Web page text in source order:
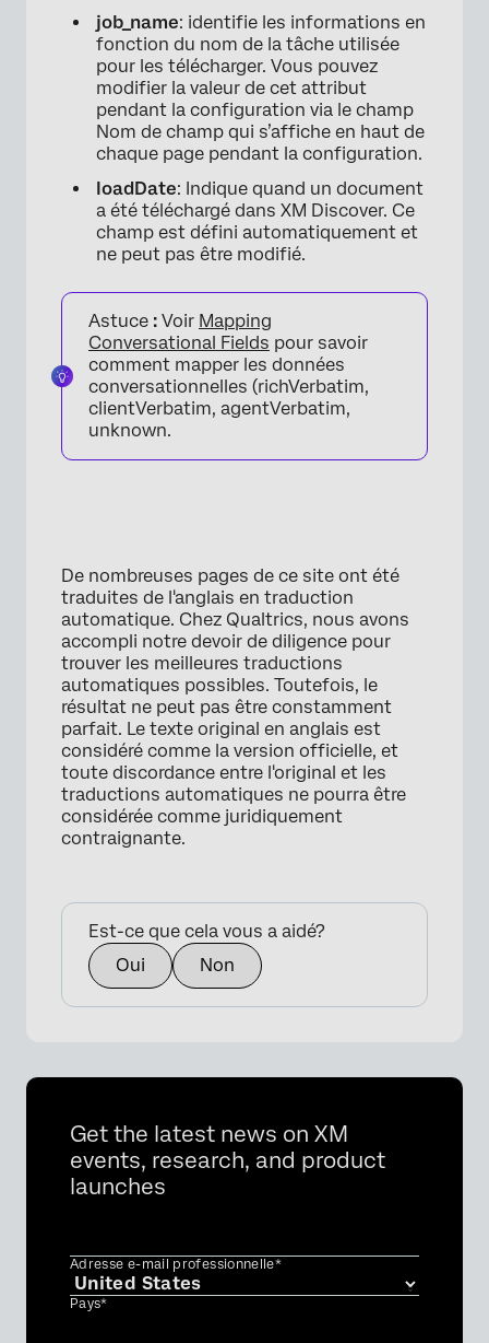
job_name: identifie les informations en
fonction du nom de la tâche utilisée
pour les télécharger. Vous pouvez
modifier la valeur de cet attribut
pendant la configuration via le champ
Nom de champ qui s’affiche en haut de
chaque page pendant la configuration.
loadDate: Indique quand un document
a été téléchargé dans XM Discover. Ce
champ est défini automatiquement et
ne peut pas être modifié.
Astuce : Voir Mapping
Conversational Fields pour savoir
comment mapper les données
conversationnelles (richVerbatim,
clientVerbatim, agentVerbatim,
unknown.
De nombreuses pages de ce site ont été
traduites de l'anglais en traduction
automatique. Chez Qualtrics, nous avons
accompli notre devoir de diligence pour
trouver les meilleures traductions
automatiques possibles. Toutefois, le
résultat ne peut pas être constamment
parfait. Le texte original en anglais est
considéré comme la version officielle, et
toute discordance entre l'original et les
traductions automatiques ne pourra être
considérée comme juridiquement
contraignante.
Est-ce que cela vous a aidé?
Oui
Non
Get the latest news on XM
events, research, and product
launches
Adresse e-mail professionnelle*
Pays*